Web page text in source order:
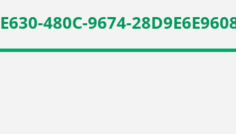
480C-9674-